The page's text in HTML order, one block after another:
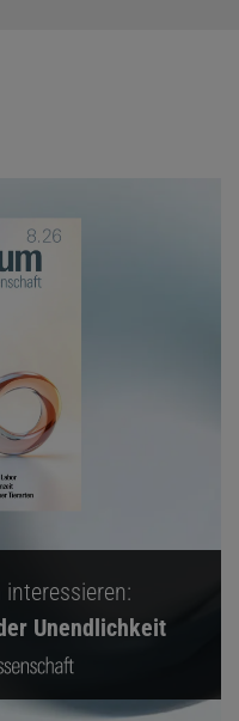
Unendlichkeit